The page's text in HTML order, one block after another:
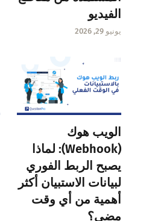
الفيديو
يونيو 29, 2026
الويب هوك
(Webhook): لماذا
يصبح الربط الفوري
لبيانات الاستبيان أكثر
أهمية من أي وقت
مضى؟